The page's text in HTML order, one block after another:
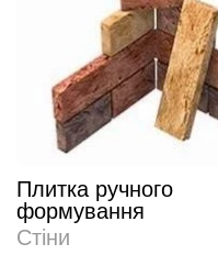
Плитка ручного
формування
Стіни